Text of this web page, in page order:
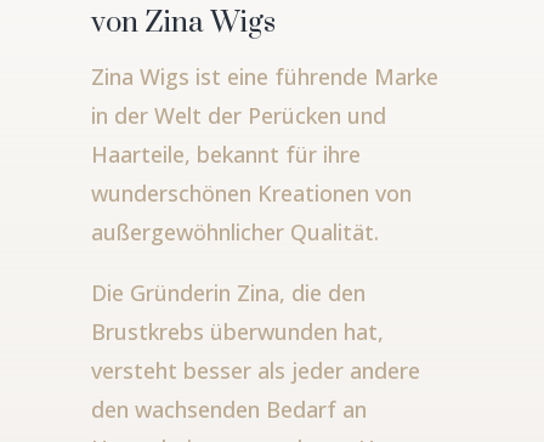
von Zina Wigs
Zina Wigs ist eine führende Marke
in der Welt der Perücken und
Haarteile, bekannt für ihre
wunderschönen Kreationen von
außergewöhnlicher Qualität.
Die Gründerin Zina, die den
Brustkrebs überwunden hat,
versteht besser als jeder andere
den wachsenden Bedarf an